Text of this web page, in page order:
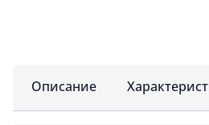
Описание